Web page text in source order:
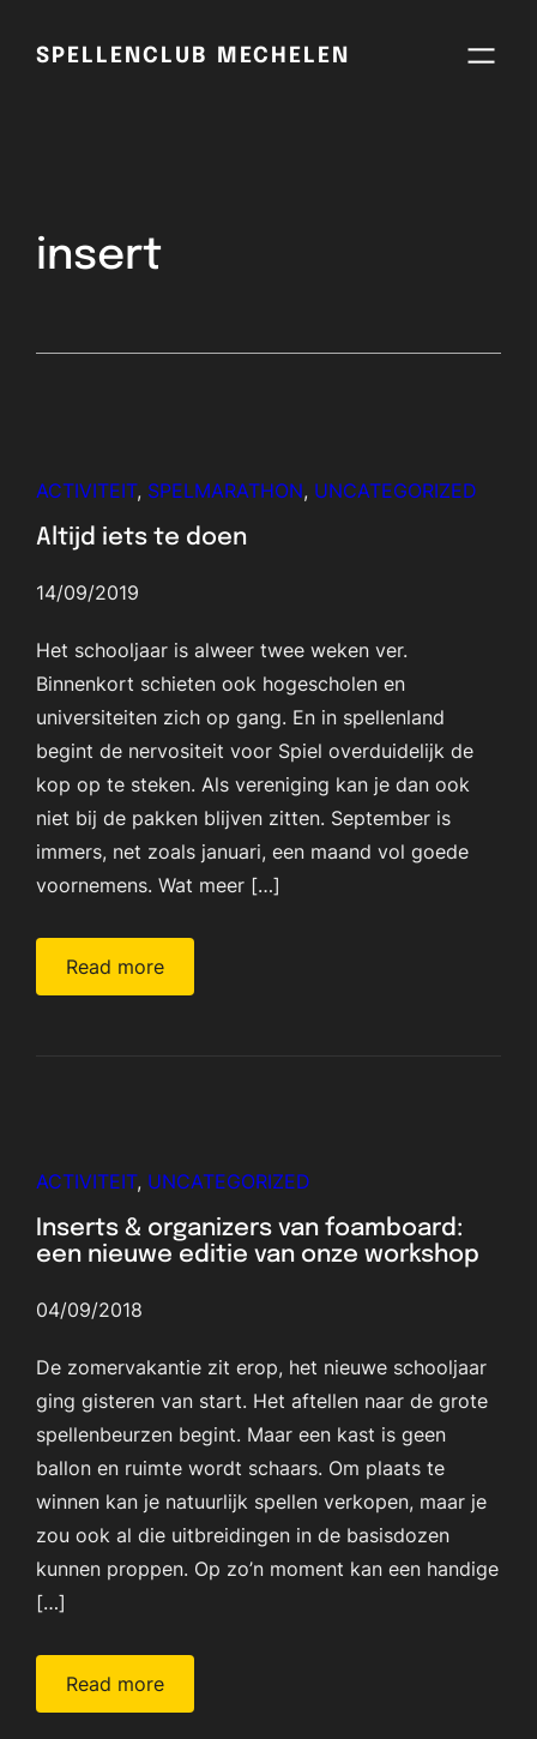
SPELLENCLUB MECHELEN
insert
ACTIVITEIT, SPELMARATHON, UNCATEGORIZED
Altijd iets te doen
14/09/2019
Het schooljaar is alweer twee weken ver.
Binnenkort schieten ook hogescholen en
universiteiten zich op gang. En in spellenland
begint de nervositeit voor Spiel overduidelijk de
kop op te steken. Als vereniging kan je dan ook
niet bij de pakken blijven zitten. September is
immers, net zoals januari, een maand vol goede
voornemens. Wat meer […]
Read more
ACTIVITEIT, UNCATEGORIZED
Inserts & organizers van foamboard:
een nieuwe editie van onze workshop
04/09/2018
De zomervakantie zit erop, het nieuwe schooljaar
ging gisteren van start. Het aftellen naar de grote
spellenbeurzen begint. Maar een kast is geen
ballon en ruimte wordt schaars. Om plaats te
winnen kan je natuurlijk spellen verkopen, maar je
zou ook al die uitbreidingen in de basisdozen
kunnen proppen. Op zo’n moment kan een handige
[…]
Read more